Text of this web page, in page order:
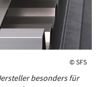
© SFS
besonders für